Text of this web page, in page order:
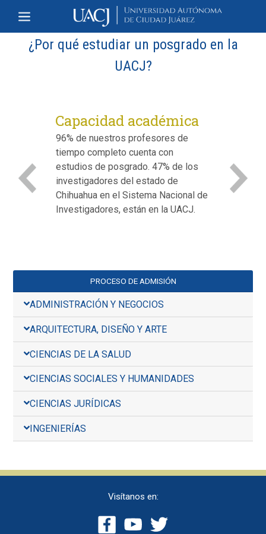
¿Por qué estudiar un posgrado en la
UACJ?
Capacidad académica
96% de nuestros profesores de
tiempo completo cuenta con
estudios de posgrado. 47% de los
investigadores del estado de
Chihuahua en el Sistema Nacional de
Investigadores, están en la UACJ.
Previous Next
PROCESO DE ADMISIÓN
ADMINISTRACIÓN Y NEGOCIOS
ARQUITECTURA, DISEÑO Y ARTE
CIENCIAS DE LA SALUD
CIENCIAS SOCIALES Y HUMANIDADES
CIENCIAS JURÍDICAS
INGENIERÍAS
Visítanos en: